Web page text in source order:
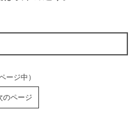
ージ中）
のページ